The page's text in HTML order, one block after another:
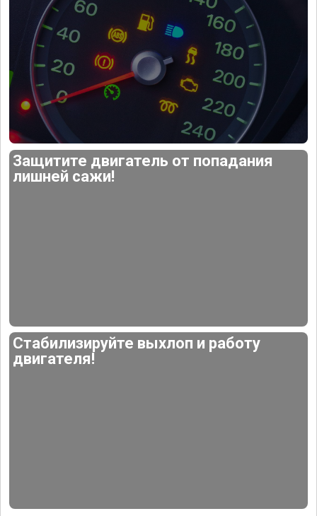
Защитите двигатель от попадания
лишней сажи!
Стабилизируйте выхлоп и работу
двигателя!